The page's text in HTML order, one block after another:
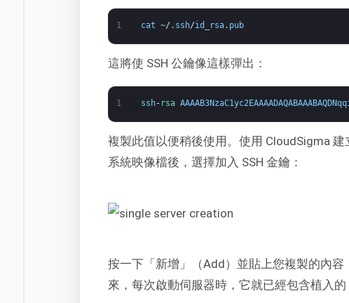
1 cat ~/ . ssh/id_rsa. pub
這將使 SSH 公鑰像這樣彈出：
1 ssh- rsa
複製此值以便稍後使用。使用 CloudSigma
系統映像檔後，選擇加入 SSH 金鑰：
按一下「新增」（Add）並貼上您複製的內
來，每次啟動伺服器時，它就已經包含植入的